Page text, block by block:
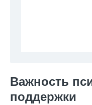
Важность
поддержки